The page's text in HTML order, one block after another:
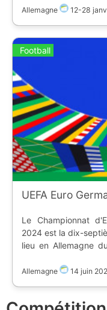
temps, pour
Leipzig Arena
Allemagne 12-28
Football
UEFA Euro
Le Championnat
2024 est la dix-
lieu en Allemagne
essentiellement celles du
Allemagne 14 juin